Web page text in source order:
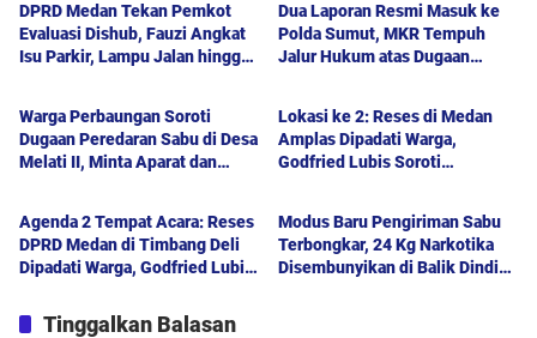
DPRD Medan Tekan Pemkot
Evaluasi Dishub, Fauzi Angkat
Isu Parkir, Lampu Jalan hingga
Dua Laporan Resmi Masuk ke
Polda Sumut, MKR Tempuh
Jalur Hukum atas Dugaan
Berita Utama
Warga Perbaungan Soroti
Dugaan Peredaran Sabu di Desa
Melati II, Minta Aparat dan
Politik
Lokasi ke 2: Reses di Medan
Amplas Dipadati Warga,
Godfried Lubis Soroti
Publik
Politik
Agenda 2 Tempat Acara: Reses
DPRD Medan di Timbang Deli
Dipadati Warga, Godfried Lubis
hingga Layanan UHC
Berita Utama
Modus Baru Pengiriman Sabu
Terbongkar, 24 Kg Narkotika
Disembunyikan di Balik Dinding
Tinggalkan Balasan